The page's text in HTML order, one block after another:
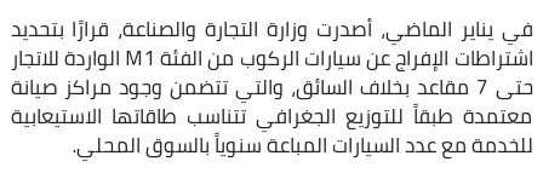
في يناير الماضي، أصدرت وزارة التجارة والصناعة، قرارًا بتحديد
اشتراطات الإفراج عن سيارات الركوب من الفئة M1 الواردة للاتجار
حتى 7 مقاعد بخلاف السائق، والتي تتضمن وجود مراكز صيانة
معتمدة طبقاً للتوزيع الجغرافي تتناسب طاقاتها الاستيعابية
للخدمة مع عدد السيارات المباعة سنوياً بالسوق المحلي.